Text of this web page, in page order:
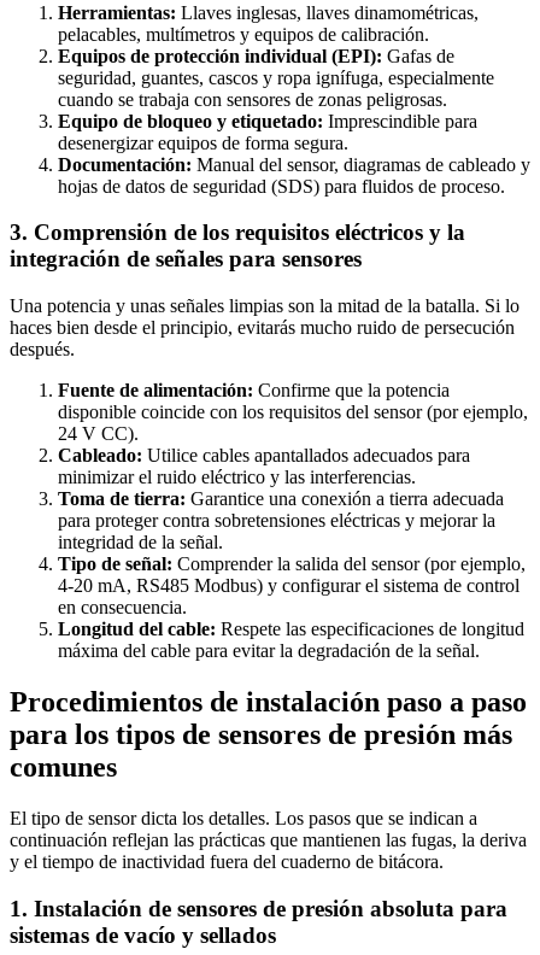
Herramientas: Llaves inglesas, llaves dinamométricas,
pelacables, multímetros y equipos de calibración.
Equipos de protección individual (EPI): Gafas de
seguridad, guantes, cascos y ropa ignífuga, especialmente
cuando se trabaja con sensores de zonas peligrosas.
Equipo de bloqueo y etiquetado: Imprescindible para
desenergizar equipos de forma segura.
Documentación: Manual del sensor, diagramas de cableado y
hojas de datos de seguridad (SDS) para fluidos de proceso.
3. Comprensión de los requisitos eléctricos y la
integración de señales para sensores
Una potencia y unas señales limpias son la mitad de la batalla. Si lo
haces bien desde el principio, evitarás mucho ruido de persecución
después.
Fuente de alimentación: Confirme que la potencia
disponible coincide con los requisitos del sensor (por ejemplo,
24 V CC).
Cableado: Utilice cables apantallados adecuados para
minimizar el ruido eléctrico y las interferencias.
Toma de tierra: Garantice una conexión a tierra adecuada
para proteger contra sobretensiones eléctricas y mejorar la
integridad de la señal.
Tipo de señal: Comprender la salida del sensor (por ejemplo,
4-20 mA, RS485 Modbus) y configurar el sistema de control
en consecuencia.
Longitud del cable: Respete las especificaciones de longitud
máxima del cable para evitar la degradación de la señal.
Procedimientos de instalación paso a paso
para los tipos de sensores de presión más
comunes
El tipo de sensor dicta los detalles. Los pasos que se indican a
continuación reflejan las prácticas que mantienen las fugas, la deriva
y el tiempo de inactividad fuera del cuaderno de bitácora.
1. Instalación de sensores de presión absoluta para
sistemas de vacío y sellados